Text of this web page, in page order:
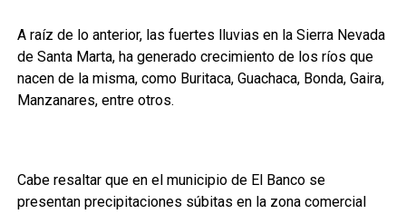
A raíz de lo anterior, las fuertes lluvias en la Sierra Nevada
de Santa Marta, ha generado crecimiento de los ríos que
nacen de la misma, como Buritaca, Guachaca, Bonda, Gaira,
Manzanares, entre otros.
Cabe resaltar que en el municipio de El Banco se
presentan precipitaciones súbitas en la zona comercial